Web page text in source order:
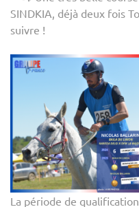
SINDKIA, déjà deux fois
suivre !
La période de